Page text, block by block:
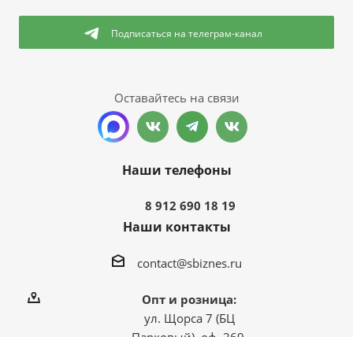
Подписаться на телеграм-канал
Оставайтесь на связи
Наши телефоны
8 912 690 18 19
Наши контакты
contact@sbiznes.ru
Опт и розница:
ул. Щорса 7 (БЦ